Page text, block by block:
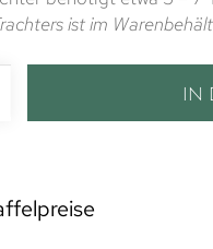
ist im
IN